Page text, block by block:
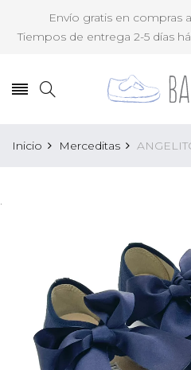
Envío gratis en compras
Tiempos de entrega 2-5 días
Inicio Merceditas
.